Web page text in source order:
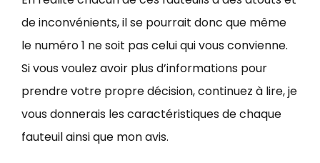
de inconvénients, il se pourrait donc que même
le numéro 1 ne soit pas celui qui vous convienne.
Si vous voulez avoir plus d’informations pour
prendre votre propre décision, continuez à lire, je
vous donnerais les caractéristiques de chaque
fauteuil ainsi que mon avis.